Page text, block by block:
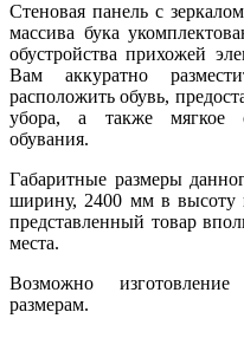
Стеновая панель с
массива бука
обустройства прихожей
Вам аккуратно
расположить обувь,
убора, а также мягкое
обувания.
Габаритные размеры
ширину, 2400 мм в высоту
представленный товар
места.
Возможно
размерам.